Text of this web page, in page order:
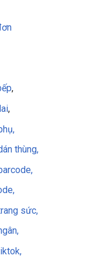
,
,
thùng,
sức,